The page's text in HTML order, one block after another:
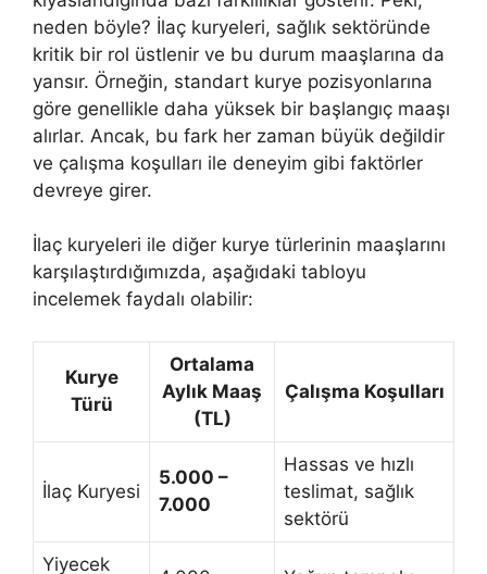
neden böyle? İlaç kuryeleri, sağlık sektöründe
kritik bir rol üstlenir ve bu durum maaşlarına da
yansır. Örneğin, standart kurye pozisyonlarına
göre genellikle daha yüksek bir başlangıç maaşı
alırlar. Ancak, bu fark her zaman büyük değildir
ve çalışma koşulları ile deneyim gibi faktörler
devreye girer.
İlaç kuryeleri ile diğer kurye türlerinin maaşlarını
karşılaştırdığımızda, aşağıdaki tabloyu
incelemek faydalı olabilir:
Kurye
Türü
Ortalama
Aylık Maaş
(TL)
Çalışma Koşulları
İlaç Kuryesi
5.000 –
7.000
Hassas ve hızlı
teslimat, sağlık
sektörü
Yiyecek